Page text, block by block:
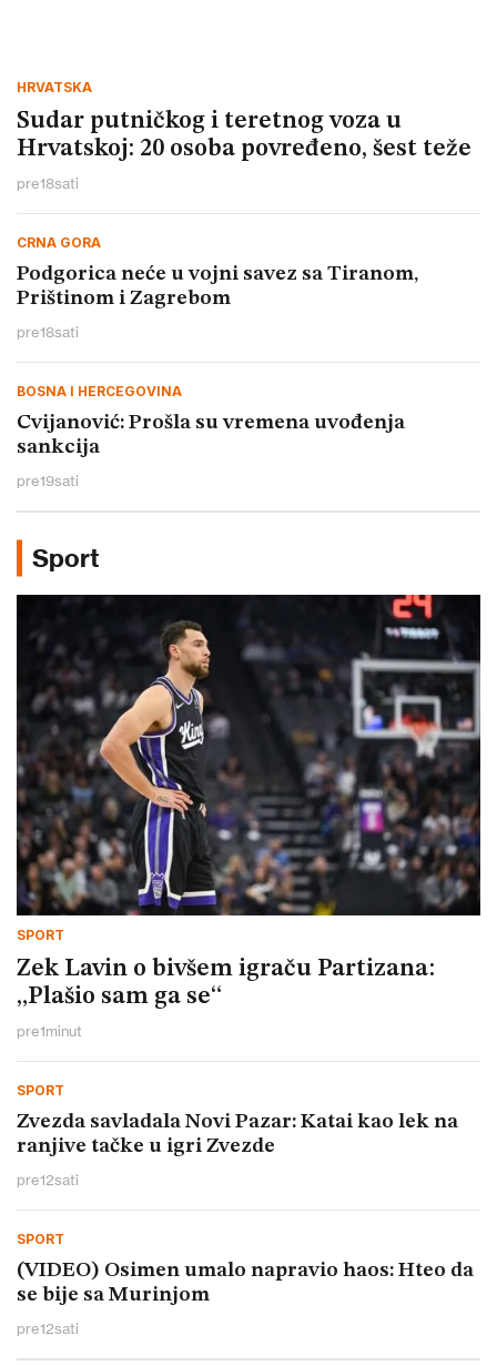
HRVATSKA
Sudar putničkog i teretnog voza u
Hrvatskoj: 20 osoba povređeno, šest teže
pre18sati
CRNA GORA
Podgorica neće u vojni savez sa Tiranom,
Prištinom i Zagrebom
pre18sati
BOSNA I HERCEGOVINA
Cvijanović: Prošla su vremena uvođenja
sankcija
pre19sati
Sport
SPORT
Zek Lavin o bivšem igraču Partizana:
„Plašio sam ga se“
pre1minut
SPORT
Zvezda savladala Novi Pazar: Katai kao lek na
ranjive tačke u igri Zvezde
pre12sati
SPORT
(VIDEO) Osimen umalo napravio haos: Hteo da
se bije sa Murinjom
pre12sati